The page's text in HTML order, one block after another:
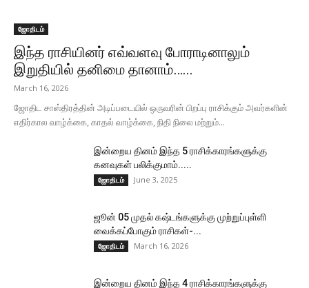
ஜோதிடம்
இந்த ராசியினர் எவ்வளவு போராடினாலும்
இறுதியில் தனிமை தானாம்…...
March 16, 2026
ஜோதிட சாஸ்திரத்தின் அடிப்படையில் ஒருவரின் பிறப்பு ராசிக்கும் அவர்களின்
எதிர்கால வாழ்க்கை, காதல் வாழ்க்கை, நிதி நிலை மற்றும்...
இன்றைய தினம் இந்த 5 ராசிக்காரங்களுக்கு
கனவுகள் பலிக்குமாம்.....
ஜோதிடம் June 3, 2025
ஜூன் 05 முதல் கஷ்டங்களுக்கு முற்றுப்புள்ளி
வைக்கப்போகும் ராசிகள்-...
ஜோதிடம் March 16, 2026
இன்றைய தினம் இந்த 4 ராசிக்காரங்களுக்கு